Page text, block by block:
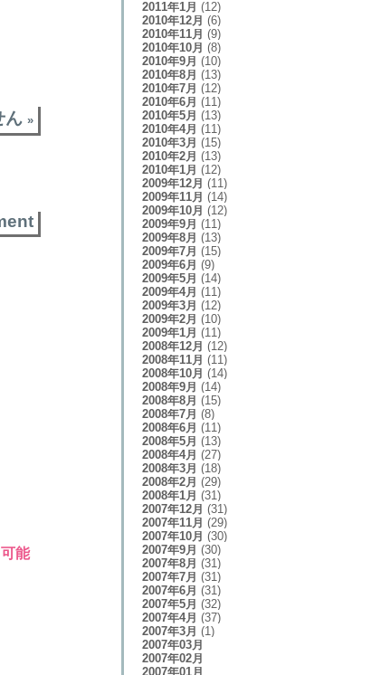
ん »
能
2011年1月 (12)
2010年12月 (6)
2010年11月 (9)
2010年10月 (8)
2010年9月 (10)
2010年8月 (13)
2010年7月 (12)
2010年6月 (11)
2010年5月 (13)
2010年4月 (11)
2010年3月 (15)
2010年2月 (13)
2010年1月 (12)
2009年12月 (11)
2009年11月 (14)
2009年10月 (12)
2009年9月 (11)
2009年8月 (13)
2009年7月 (15)
2009年6月 (9)
2009年5月 (14)
2009年4月 (11)
2009年3月 (12)
2009年2月 (10)
2009年1月 (11)
2008年12月 (12)
2008年11月 (11)
2008年10月 (14)
2008年9月 (14)
2008年8月 (15)
2008年7月 (8)
2008年6月 (11)
2008年5月 (13)
2008年4月 (27)
2008年3月 (18)
2008年2月 (29)
2008年1月 (31)
2007年12月 (31)
2007年11月 (29)
2007年10月 (30)
2007年9月 (30)
2007年8月 (31)
2007年7月 (31)
2007年6月 (31)
2007年5月 (32)
2007年4月 (37)
2007年3月 (1)
2007年03月
2007年02月
2007年01月